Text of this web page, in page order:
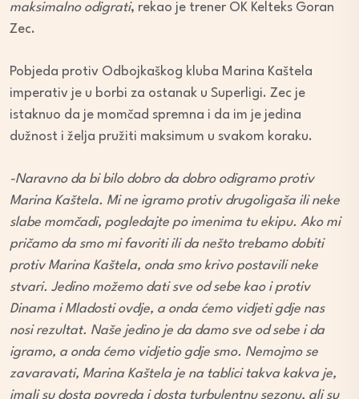
maksimalno odigrati, rekao je trener OK Kelteks Goran
Zec.
Pobjeda protiv Odbojkaškog kluba Marina Kaštela
imperativ je u borbi za ostanak u Superligi. Zec je
istaknuo da je momčad spremna i da im je jedina
dužnost i želja pružiti maksimum u svakom koraku.
-Naravno da bi bilo dobro da dobro odigramo protiv
Marina Kaštela. Mi ne igramo protiv drugoligaša ili neke
slabe momčadi, pogledajte po imenima tu ekipu. Ako mi
pričamo da smo mi favoriti ili da nešto trebamo dobiti
protiv Marina Kaštela, onda smo krivo postavili neke
stvari. Jedino možemo dati sve od sebe kao i protiv
Dinama i Mladosti ovdje, a onda ćemo vidjeti gdje nas
nosi rezultat. Naše jedino je da damo sve od sebe i da
igramo, a onda ćemo vidjetio gdje smo. Nemojmo se
zavaravati, Marina Kaštela je na tablici takva kakva je,
imali su dosta povreda i dosta turbulentnu sezonu, ali su